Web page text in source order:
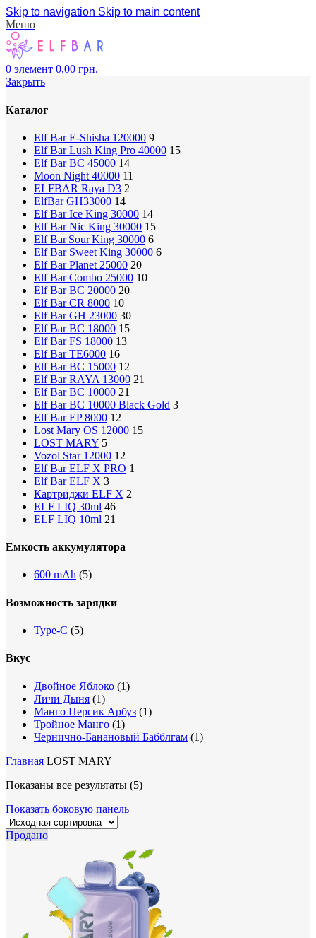
Skip to navigation Skip to main content
Меню
0 элемент 0,00 грн.
Закрыть
Каталог
Elf Bar E-Shisha 120000 9
Elf Bar Lush King Pro 40000 15
Elf Bar BC 45000 14
Moon Night 40000 11
ELFBAR Raya D3 2
ElfBar GH33000 14
Elf Bar Ice King 30000 14
Elf Bar Nic King 30000 15
Elf Bar Sour King 30000 6
Elf Bar Sweet King 30000 6
Elf Bar Planet 25000 20
Elf Bar Combo 25000 10
Elf Bar BC 20000 20
Elf Bar CR 8000 10
Elf Bar GH 23000 30
Elf Bar BC 18000 15
Elf Bar FS 18000 13
Elf Bar TE6000 16
Elf Bar BC 15000 12
Elf Bar RAYA 13000 21
Elf Bar BC 10000 21
Elf Bar BC 10000 Black Gold 3
Elf Bar EP 8000 12
Lost Mary OS 12000 15
LOST MARY 5
Vozol Star 12000 12
Elf Bar ELF X PRO 1
Elf Bar ELF X 3
Картриджи ELF X 2
ELF LIQ 30ml 46
ELF LIQ 10ml 21
Емкость аккумулятора
600 mAh (5)
Возможность зарядки
Type-C (5)
Вкус
Двойное Яблоко (1)
Личи Дыня (1)
Манго Персик Арбуз (1)
Тройное Манго (1)
Чернично-Банановый Бабблгам (1)
Главная LOST MARY
Показаны все результаты (5)
Показать боковую панель
Продано